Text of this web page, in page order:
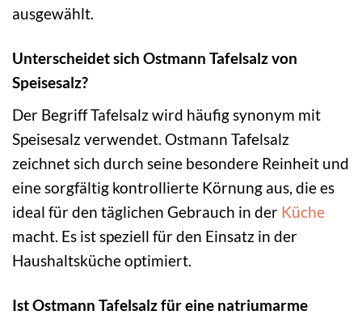
ausgewählt.
Unterscheidet sich Ostmann Tafelsalz von
Speisesalz?
Der Begriff Tafelsalz wird häufig synonym mit
Speisesalz verwendet. Ostmann Tafelsalz
zeichnet sich durch seine besondere Reinheit und
eine sorgfältig kontrollierte Körnung aus, die es
ideal für den täglichen Gebrauch in der Küche
macht. Es ist speziell für den Einsatz in der
Haushaltsküche optimiert.
Ist Ostmann Tafelsalz für eine natriumarme